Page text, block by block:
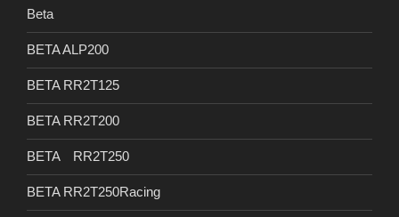
Beta
BETA ALP200
BETA RR2T125
BETA RR2T200
BETA RR2T250
BETA RR2T250Racing